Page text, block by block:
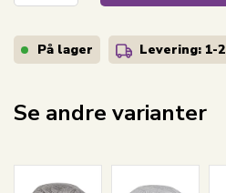
På lager Levering: 1-2
Se andre varianter